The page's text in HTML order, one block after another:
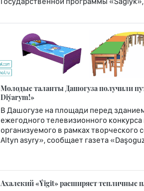
Молодые таланты Дашогуза получили
Diýarym!»
В Дашогузе на площади перед
ежегодного телевизионного
организуемого в рамках творческого
Altyn asyry», сообщает газета
Ахалский «Ýigit» расширяет тепличные